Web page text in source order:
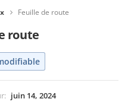
Feuille de route
route
: juin 14, 2024